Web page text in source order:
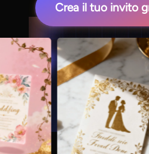
Crea il tuo invito